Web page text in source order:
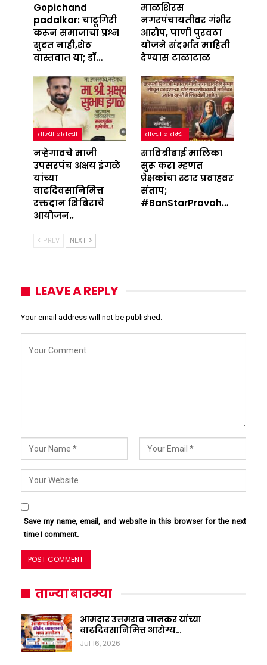
Gopichand
padalkar: चाटूगिरी
करून समाजाचा प्रश्न
सुटत नाही,शेठ
वास्तवात या; डॉ…
माळशिरस
नगरपंचायतीवर गंभीर
आरोप, पाणी पुरवठा
योजने संदर्भात माहिती
देण्यास टाळाटाळ
ताज्या बातम्या
नऱ्हेगावचे माजी
उपसरपंच अक्षय इंगळे
यांच्या
वाढदिवसानिमित्त
रक्तदान शिबिराचे
आयोजन..
ताज्या बातम्या
सावित्रीबाई मालिका
सुरू करा म्हणत
प्रेक्षकांचा स्टार प्रवाहवर
संताप;
#BanStarPravah…
PREV NEXT
LEAVE A REPLY
Your email address will not be published.
Save my name, email, and website in this browser for the next
time I comment.
ताज्या बातम्या
आमदार उत्तमराव जानकर यांच्या
वाढदिवसानिमित्त आरोग्य…
Jul 16, 2026